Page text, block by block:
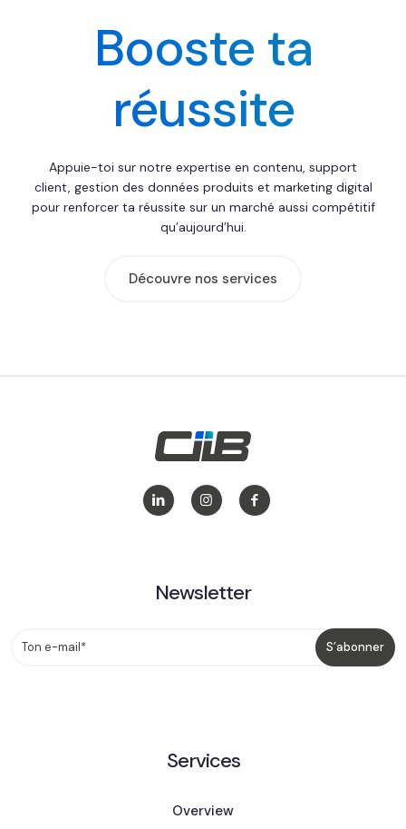
Booste ta
réussite
Appuie-toi sur notre expertise en contenu, support
client, gestion des données produits et marketing digital
pour renforcer ta réussite sur un marché aussi compétitif
qu’aujourd’hui.
Découvre nos services
Newsletter
Services
Overview